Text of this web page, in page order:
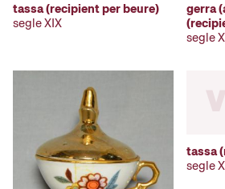
tassa (recipient per beure)
segle XIX
gerra
segle
tassa
segle